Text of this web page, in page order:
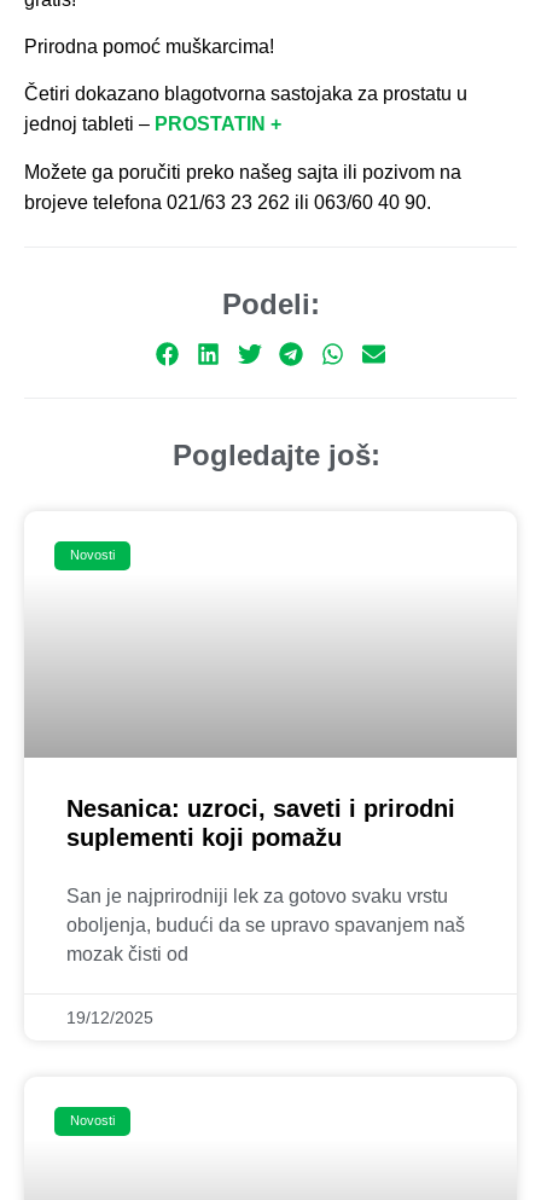
Prirodna pomoć muškarcima!
Četiri dokazano blagotvorna sastojaka za prostatu u
jednoj tableti – PROSTATIN +
Možete ga poručiti preko našeg sajta ili pozivom na
brojeve telefona 021/63 23 262 ili 063/60 40 90.
Podeli:
Pogledajte još:
Novosti
Nesanica: uzroci, saveti i prirodni
suplementi koji pomažu
San je najprirodniji lek za gotovo svaku vrstu
oboljenja, budući da se upravo spavanjem naš
mozak čisti od
19/12/2025
Novosti